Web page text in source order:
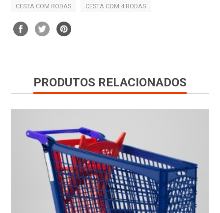
CESTA COM RODAS CESTA COM 4 RODAS
PRODUTOS RELACIONADOS